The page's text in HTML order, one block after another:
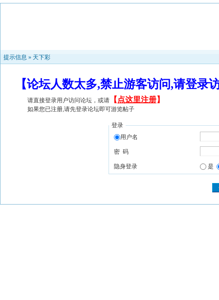
提示信息 » 天下彩
【论坛人数太多,禁止游客访问,请登
请直接登录用户访问论坛，或请 【 点这里注册】
如果您已注册,请先登录论坛即可游览帖子
登录
用户名
密 码
隐身登录 是